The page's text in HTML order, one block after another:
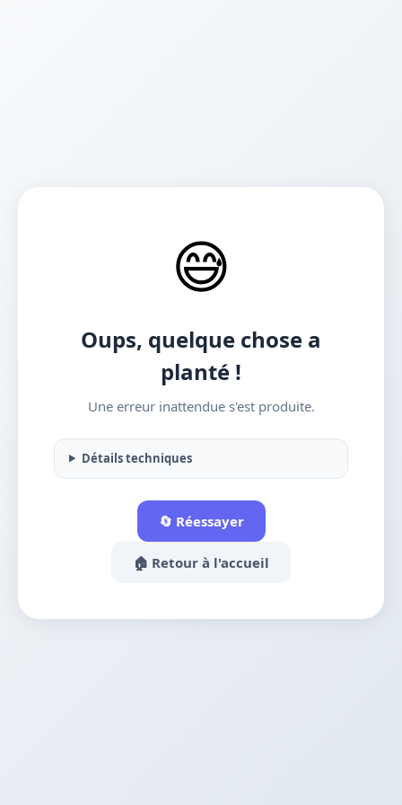
😅
Oups, quelque chose a
planté !
Une erreur inattendue s'est produite.
Détails techniques
🔄 Réessayer
🏠 Retour à l'accueil